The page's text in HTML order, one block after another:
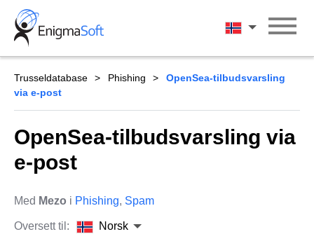
Skip
content
Norsk
Trusseldatabase Phishing
OpenSea-tilbudsvarsling
via e-post
OpenSea-tilbudsvarsling via
e-post
Med Mezo i Phishing, Spam
Oversett til: Norsk